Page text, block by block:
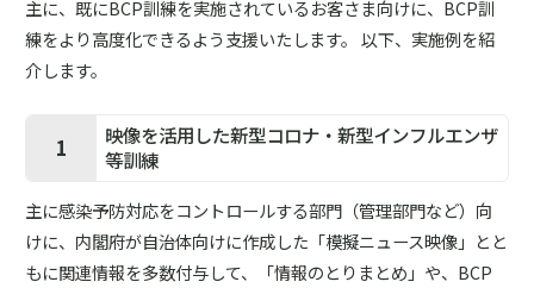
主に、既にBCP訓練を実施されているお客さま向けに、BCP訓
練をより高度化できるよう支援いたします。 以下、実施例を紹
介します。
1
映像を活用した新型コロナ・新型インフルエンザ
等訓練
主に感染予防対応をコントロールする部門（管理部門など）向
けに、内閣府が自治体向けに作成した「模擬ニュース映像」とと
もに関連情報を多数付与して、「情報のとりまとめ」や、BCP